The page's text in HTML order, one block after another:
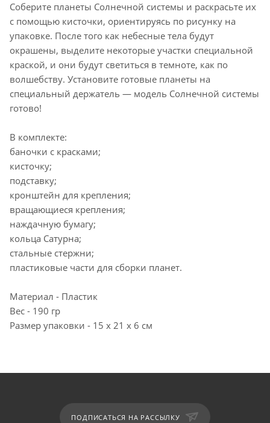
Соберите планеты Солнечной системы и раскрасьте их
с помощью кисточки, ориентируясь по рисунку на
упаковке. После того как небесные тела будут
окрашены, выделите некоторые участки специальной
краской, и они будут светиться в темноте, как по
волшебству. Установите готовые планеты на
специальный держатель — модель Солнечной системы
готово!
В комплекте:
баночки с красками;
кисточку;
подставку;
кронштейн для крепления;
вращающиеся крепления;
наждачную бумагу;
кольца Сатурна;
стальные стержни;
пластиковые части для сборки планет.
Материал - Пластик
Вес - 190 гр
Размер упаковки - 15 х 21 х 6 см
ПОДПИСАТЬСЯ НА РАССЫЛКУ